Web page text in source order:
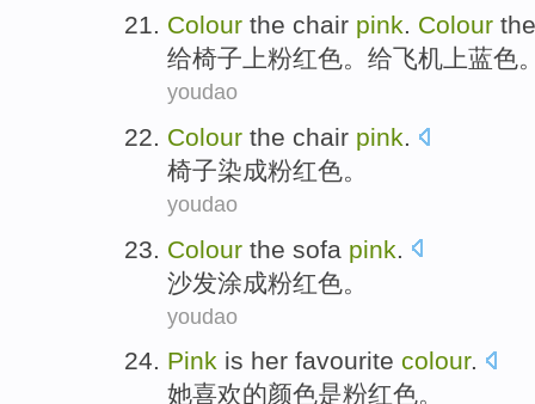
Colour the chair pink. Colour
给椅子 上粉红色。给飞机 上蓝色
youdao
Colour the chair pink.
椅子染成粉红色。
youdao
Colour the sofa pink
沙发涂成粉红色 。
youdao
Pink is her favourite colour.
她喜欢的颜色是粉红色。